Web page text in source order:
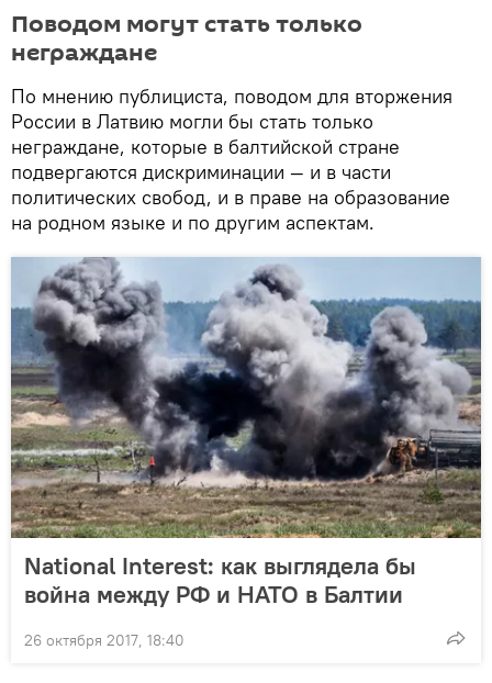
Поводом могут стать только
неграждане
По мнению публициста, поводом для вторжения
России в Латвию могли бы стать только
неграждане, которые в балтийской стране
подвергаются дискриминации — и в части
политических свобод, и в праве на образование
на родном языке и по другим аспектам.
National Interest: как выглядела бы
война между РФ и НАТО в Балтии
26 октября 2017, 18:40